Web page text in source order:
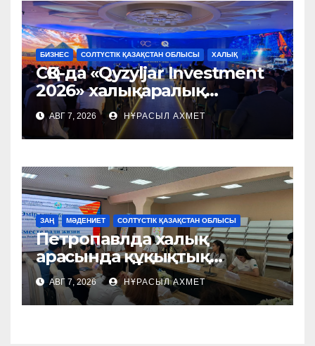
БИЗНЕС СОЛТҮСТІК ҚАЗАҚСТАН ОБЛЫСЫ ХАЛЫҚ
СҚО-да «Qyzyljar Investment
2026» халықаралық
форумы өтті
АВГ 7, 2026 НҰРАСЫЛ АХМЕТ
ЗАҢ МӘДЕНИЕТ СОЛТҮСТІК ҚАЗАҚСТАН ОБЛЫСЫ
Петропавлда халық
арасында құқықтық
мәдениетті
қалыптастыруға арналған
шара өтті
АВГ 7, 2026 НҰРАСЫЛ АХМЕТ